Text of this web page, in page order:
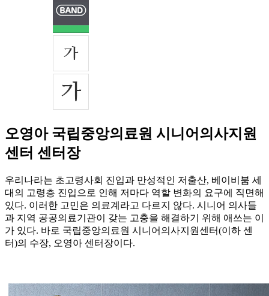
오영아 국립중앙의료원 시니어의사지원
센터 센터장
우리나라는 초고령사회 진입과 만성적인 저출산, 베이비붐 세
대의 고령층 진입으로 인해 저마다 역할 변화의 요구에 직면해
있다. 이러한 고민은 의료계라고 다르지 않다. 시니어 의사들
과 지역 공공의료기관이 갖는 고충을 해결하기 위해 애쓰는 이
가 있다. 바로 국립중앙의료원 시니어의사지원센터(이하 센
터)의 수장, 오영아 센터장이다.